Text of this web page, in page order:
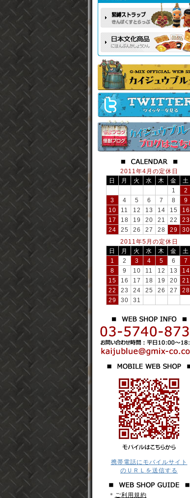
2011年4月の定休日
日
月 火 水 木 金
土
1
2
3
4 5 6 7 8
9
10
11 12 13 14 15
16
17
18 19 20 21 22
23
24
25 26 27 28 29
30
2011年5月の定休日
日
月 火 水 木 金
土
1
2 3 4 5 6
7
8
9 10 11 12 13
14
15
16 17 18 19 20
21
22
23 24 25 26 27
28
29
30 31
携帯電話にモバイルサイト
のＵＲＬを送信する
＊ ご利用規約